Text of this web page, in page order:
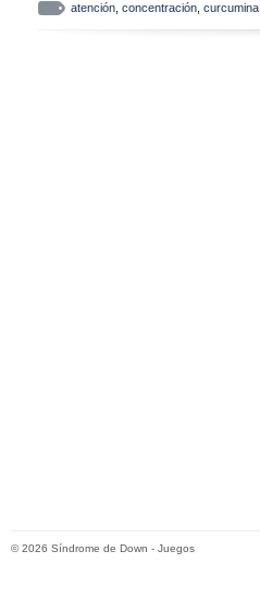
atención concentración curcumina
© 2026 Síndrome de Down - Juegos